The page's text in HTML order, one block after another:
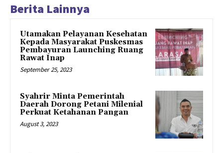
Berita Lainnya
Utamakan Pelayanan Kesehatan
Kepada Masyarakat Puskesmas
Pembayuran Launching Ruang
Rawat Inap
September 25, 2023
Syahrir Minta Pemerintah
Daerah Dorong Petani Milenial
Perkuat Ketahanan Pangan
August 3, 2023